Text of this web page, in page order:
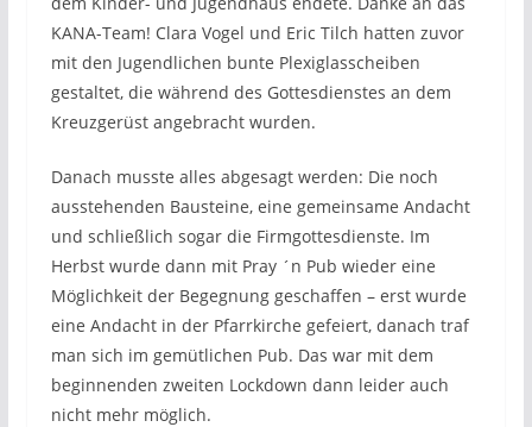
KANA-Team! Clara Vogel und Eric Tilch hatten zuvor
mit den Jugendlichen bunte Plexiglasscheiben
gestaltet, die während des Gottesdienstes an dem
Kreuzgerüst angebracht wurden.
Danach musste alles abgesagt werden: Die noch
ausstehenden Bausteine, eine gemeinsame Andacht
und schließlich sogar die Firmgottesdienste. Im
Herbst wurde dann mit Pray ´n Pub wieder eine
Möglichkeit der Begegnung geschaffen – erst wurde
eine Andacht in der Pfarrkirche gefeiert, danach traf
man sich im gemütlichen Pub. Das war mit dem
beginnenden zweiten Lockdown dann leider auch
nicht mehr möglich.